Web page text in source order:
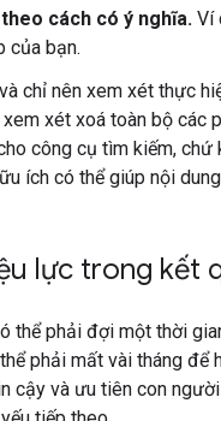
theo cách có ý nghĩa. Ví
của bạn.
và chỉ nên xem xét thực
xem xét xoá toàn bộ
công cụ tìm kiếm,
ích có thể giúp nội
lực trong kết
thể phải đợi một thời
phải mất vài tháng
cậy và ưu tiên con